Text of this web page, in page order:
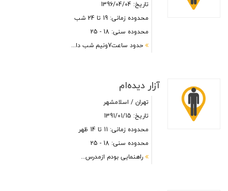
تاریخ: 1396/04/04
محدوده زمانی: 19 تا 24 شب
محدوده سنی: 18 - 25
حدود ساعت7ونیم شب دا...
آزار دیده‌ام
تهران / اسلامشهر
تاریخ: 1391/01/15
محدوده زمانی: 11 تا 14 ظهر
محدوده سنی: 18 - 25
راهنمایی بودم ازمدرس...